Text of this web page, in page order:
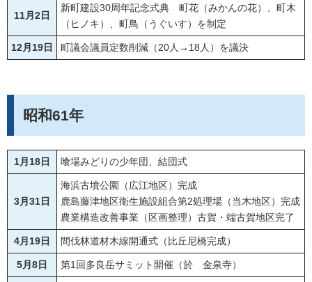
11月2日
新町建設30周年記念式典 町花（みかんの花）、町木
（ヒノキ）、町鳥（うぐいす）を制定
12月19日 町議会議員定数削減（20人→18人）を議決
昭和61年
1月18日 喰場みどりの少年団、結団式
3月31日
海浜古墳公園（広江地区）完成
鹿島藤津地区衛生施設組合第2処理場（当木地区）完成
農業構造改善事業（区画整理）古賀・端古賀地区完了
4月19日 間伐林道材木線開通式（比丘尼橋完成）
5月8日 第1回多良岳サミット開催（於 金泉寺）